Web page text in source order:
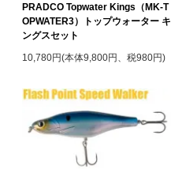
PRADCO Topwater Kings（MK-T
OPWATER3）トップウォーター キ
ングスセット
10,780円(本体9,800円、税980円)